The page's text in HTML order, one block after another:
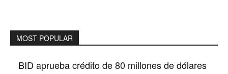
MOST POPULAR
BID aprueba crédito de 80 millones de dólares